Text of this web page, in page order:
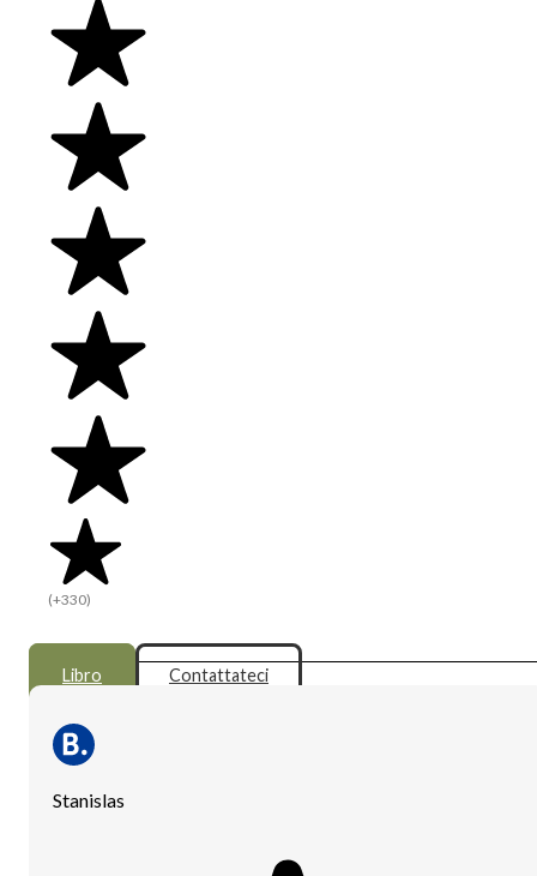
(+330)
Libro Contattateci
Stanislas